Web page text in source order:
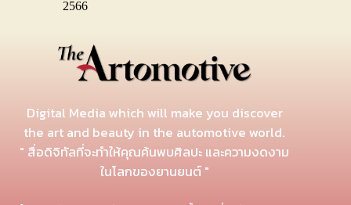
2566
Digital Media which will make you discover
the art and beauty in the automotive world.
" สื่อดิจิทัลที่จะทำให้คุณค้นพบศิลปะ และความงดงาม
ในโลกของยานยนต์ "